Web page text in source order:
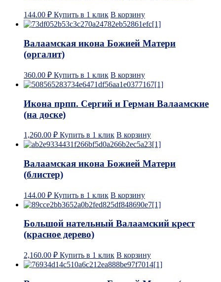
144.00 ₽ Купить в 1 клик В корзину
Валаамская икона Божией Матери
(оргалит)
360.00 ₽ Купить в 1 клик В корзину
Икона прпп. Сергий и Герман Валаамские
(на доске)
1,260.00 ₽ Купить в 1 клик В корзину
Валаамская икона Божией Матери
(блистер)
144.00 ₽ Купить в 1 клик В корзину
Большой нательный Валаамский крест
(красное дерево)
2,160.00 ₽ Купить в 1 клик В корзину